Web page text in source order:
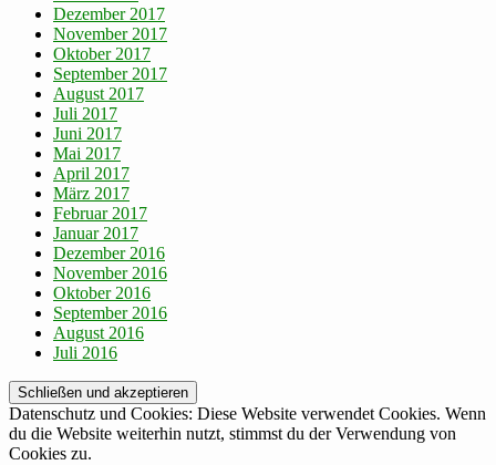
Dezember 2017
November 2017
Oktober 2017
September 2017
August 2017
Juli 2017
Juni 2017
Mai 2017
April 2017
März 2017
Februar 2017
Januar 2017
Dezember 2016
November 2016
Oktober 2016
September 2016
August 2016
Juli 2016
Datenschutz und Cookies: Diese Website verwendet Cookies. Wenn
du die Website weiterhin nutzt, stimmst du der Verwendung von
Cookies zu.